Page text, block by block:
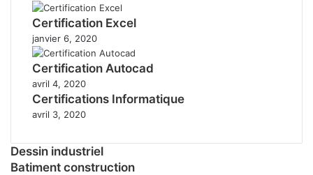
Certification Excel
janvier 6, 2020
Certification Autocad
avril 4, 2020
Certifications Informatique
avril 3, 2020
Dessin industriel
Batiment construction